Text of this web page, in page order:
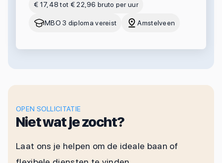
€ 17,48 tot € 22,96 bruto per uur
MBO 3 diploma vereist Amstelveen
OPEN SOLLICITATIE
Niet wat je zocht?
Laat ons je helpen om de ideale baan of